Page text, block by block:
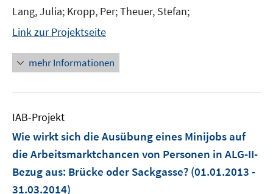
Lang, Julia; Kropp, Per; Theuer, Stefan;
Link zur Projektseite
mehr Informationen
IAB-Projekt
Wie wirkt sich die Ausübung eines Minijobs auf
die Arbeitsmarktchancen von Personen in ALG-II-
Bezug aus: Brücke oder Sackgasse? (01.01.2013 -
31.03.2014)